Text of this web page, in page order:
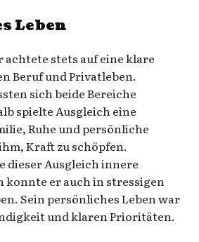
Leben
stets auf eine klare
Beruf und Privatleben.
sich beide Bereiche
spielte Ausgleich eine
Ruhe und persönliche
Kraft zu schöpfen.
dieser Ausgleich innere
konnte er auch in stressigen
Sein persönliches Leben war
und klaren Prioritäten.